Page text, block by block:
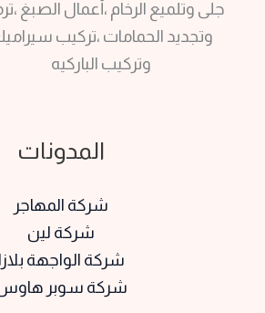
جلى وتلميع الرخام ،أعمال الصبغ
وتجديد الحمامات ،تركيب
وتركيب الباركيه
المدونات
شركة المهاجر
شركة لين
شركة الواجهة بلازا
شركة سوبر